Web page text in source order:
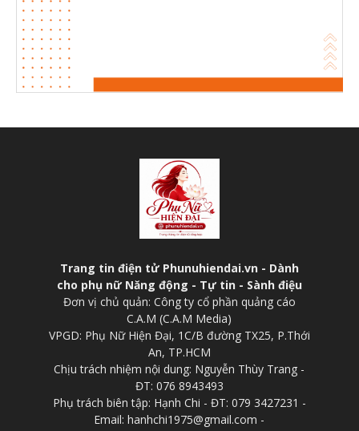
Trang tin điện tử Phunuhiendai.vn - Dành
cho phụ nữ Năng động - Tự tin - Sành điệu
Đơn vị chủ quản: Công ty cổ phần quảng cáo
C.A.M (C.A.M Media)
VPGD: Phụ Nữ Hiện Đại, 1C/B đường TX25, P.Thới
An, TP.HCM
Chịu trách nhiệm nội dung: Nguyễn Thùy Trang -
ĐT: 076 8943493
Phụ trách biên tập: Hạnh Chi - ĐT: 079 3427231 -
Email: hanhchi1975@gmail.com -